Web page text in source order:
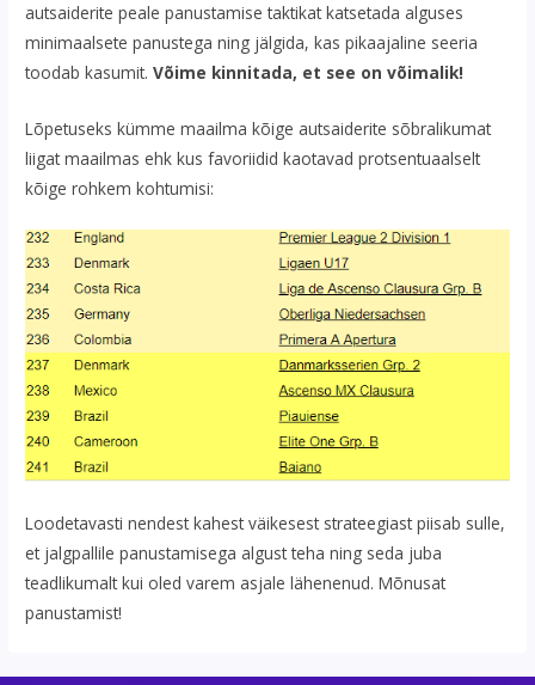
autsaiderite peale panustamise taktikat katsetada alguses
minimaalsete panustega ning jälgida, kas pikaajaline seeria
toodab kasumit.Võime kinnitada, et see on võimalik!
Lõpetuseks kümme maailma kõige autsaiderite sõbralikumat
liigat maailmas ehk kus favoriidid kaotavad protsentuaalselt
kõige rohkem kohtumisi:
Loodetavasti nendest kahest väikesest strateegiast piisab sulle,
et jalgpallile panustamisega algust teha ning seda juba
teadlikumalt kui oled varem asjale lähenenud. Mõnusat
panustamist!